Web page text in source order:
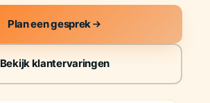
Plan een gesprek
Bekijk klantervaringen